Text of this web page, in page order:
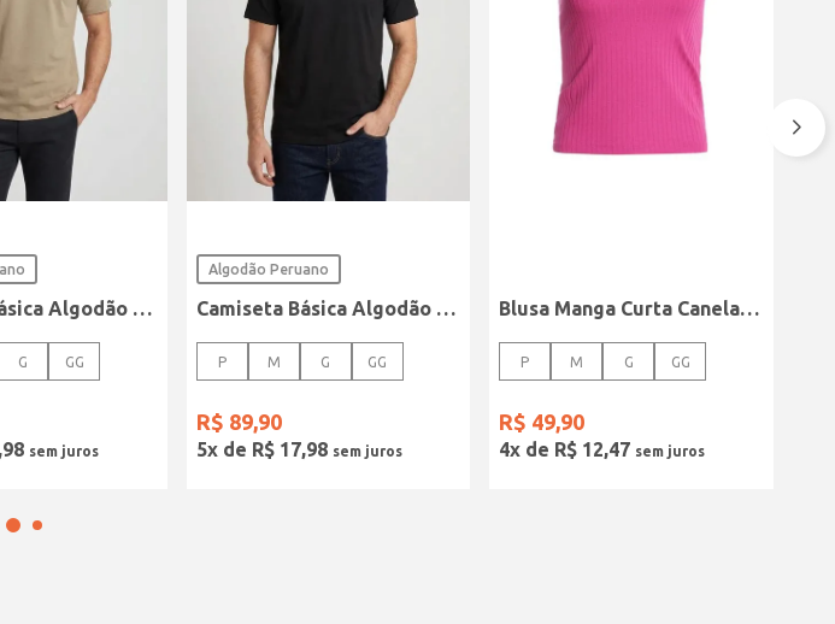
Camiseta Básica Algodão Peruano Elétron Masculina CAQUI
G GG
,98
Algodão Peruano
Camiseta Básica Algodão Peruano Elétron Masculina PRETO
P M G GG
R$ 89,90
5x de R$ 17,98
Blusa Manga Curta Canelada Autentique Feminina Rosa
P M G GG
R$ 49,90
4x de R$ 12,47